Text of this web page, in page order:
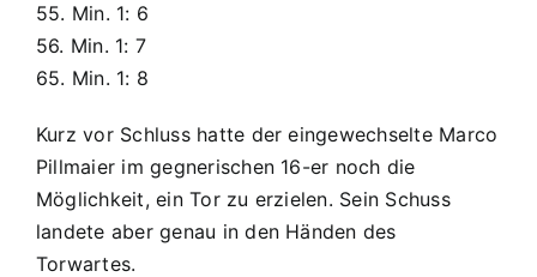
55. Min. 1: 6
56. Min. 1: 7
65. Min. 1: 8
Kurz vor Schluss hatte der eingewechselte Marco
Pillmaier im gegnerischen 16-er noch die
Möglichkeit, ein Tor zu erzielen. Sein Schuss
landete aber genau in den Händen des
Torwartes.